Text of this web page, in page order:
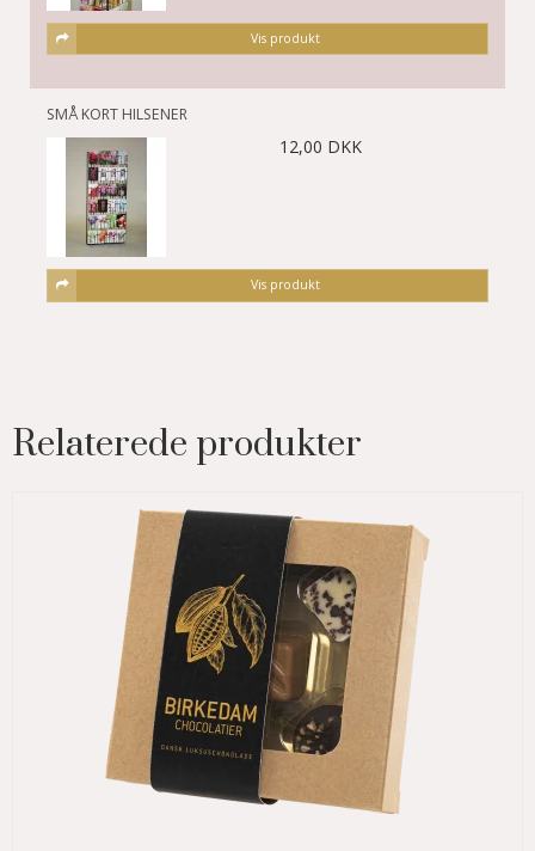
Vis produkt
SMÅ KORT HILSENER
12,00 DKK
Vis produkt
Relaterede produkter